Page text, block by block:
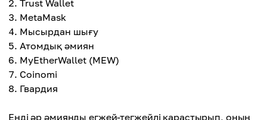
Trust Wallet
MetaMask
Мысырдан шығу
Атомдық әмиян
MyEtherWallet (MEW)
Coinomi
Гвардия
Енді әр әмиянды егжей-тегжейлі қарастырып, оның